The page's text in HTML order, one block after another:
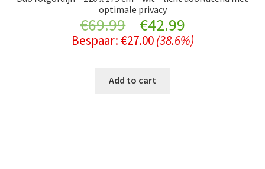
optimale privacy
€69.99
Original
price
was:
€42.99Current
price
Bespaar: €27.00 (38.6%)
Add to cart